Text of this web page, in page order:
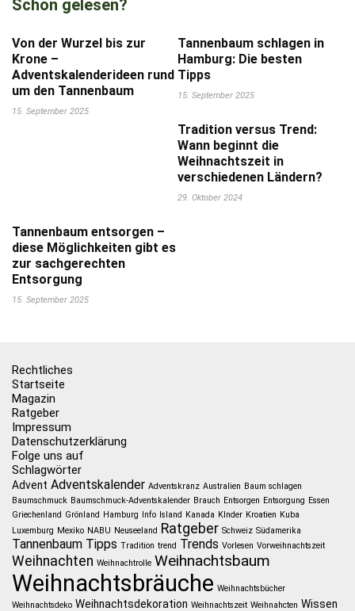
Schon gelesen?
Von der Wurzel bis zur
Krone –
Adventskalenderideen rund
um den Tannenbaum
15. September 2025
Tannenbaum schlagen in
Hamburg: Die besten
Tipps
15. September 2025
Tradition versus Trend:
Wann beginnt die
Weihnachtszeit in
verschiedenen Ländern?
29. Oktober 2024
Tannenbaum entsorgen –
diese Möglichkeiten gibt es
zur sachgerechten
Entsorgung
15. September 2025
Rechtliches
Startseite
Magazin
Ratgeber
Impressum
Datenschutzerklärung
Folge uns auf
Schlagwörter
Advent Adventskalender Adventskranz Australien Baum schlagen
Baumschmuck Baumschmuck-Adventskalender Brauch Entsorgen Entsorgung Essen
Griechenland Grönland Hamburg Info Island Kanada KInder Kroatien Kuba
Luxemburg Mexiko NABU Neuseeland Ratgeber Schweiz Südamerika
Tannenbaum Tipps Tradition trend Trends Vorlesen Vorweihnachtszeit
Weihnachten Weihnachtrolle Weihnachtsbaum
Weihnachtsbräuche Weihnachtsbücher
Weihnachtsdeko Weihnachtsdekoration Weihnachtszeit Weihnahcten Wissen